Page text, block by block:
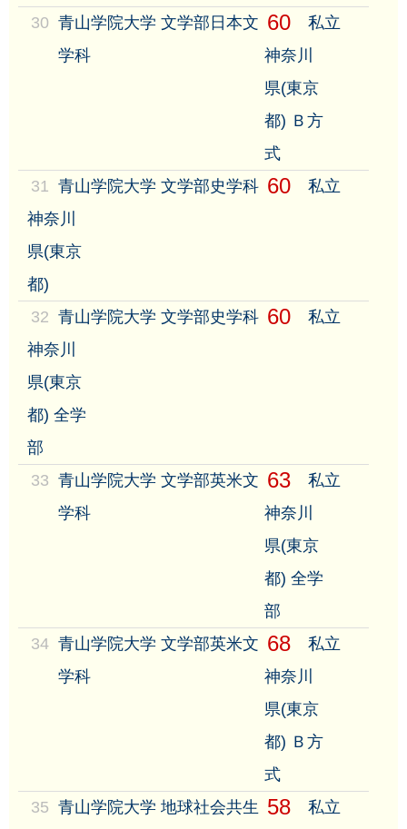
30 青山学院大学 文学部日本文
学科
60
私立
神奈川
県(東京
都) Ｂ方
式
31
青山学院大学 文学部史学科 60
私立
神奈川
県(東京
都)
32 青山学院大学 文学部史学科 60
私立
神奈川
県(東京
都) 全学
部
33 青山学院大学 文学部英米文
学科
63
私立
神奈川
県(東京
都) 全学
部
34 青山学院大学 文学部英米文
学科
68
私立
神奈川
県(東京
都) Ｂ方
式
35 青山学院大学 地球社会共生 58
私立